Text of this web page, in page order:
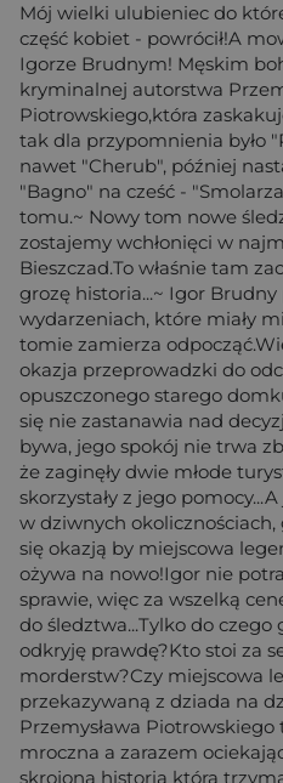
Mój wielki ulubieniec do
część kobiet - powrócił!A
Igorze Brudnym! Męskim
kryminalnej autorstwa
Piotrowskiego,która
tak dla przypomnienia było
nawet "Cherub", później
"Bagno" na cześć -
tomu.~ Nowy tom nowe
zostajemy wchłonięci w
Bieszczad.To właśnie tam
grozę historia...~ Igor
wydarzeniach, które miały
tomie zamierza
okazja przeprowadzki do
opuszczonego starego
się nie zastanawia nad
bywa, jego spokój nie trwa
że zaginęły dwie młode
skorzystały z jego
w dziwnych
się okazją by miejscowa
ożywa na nowo!Igor nie
sprawie, więc za wszelką
do śledztwa...Tylko do
odkryję prawdę?Kto stoi za
morderstw?Czy miejscowa
przekazywaną z dziada na
Przemysława
mroczna a zarazem
skrojona historia która